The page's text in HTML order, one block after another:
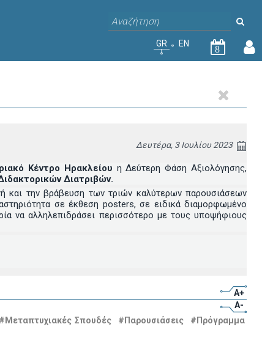
GR EN
8
Δευτέρα, 3 Ιουλίου 2023
Κέντρο Ηρακλείου η Δεύτερη Φάση Αξιολόγησης,
Διατριβών.
και την βράβευση των τριών καλύτερων παρουσιάσεων
σε έκθεση posters, σε ειδικά διαμορφωμένο
να αλληλεπιδράσει περισσότερο με τους υποψήφιους
A+
A-
#Μεταπτυχιακές Σπουδές #Παρουσιάσεις
#Πρόγραμμα